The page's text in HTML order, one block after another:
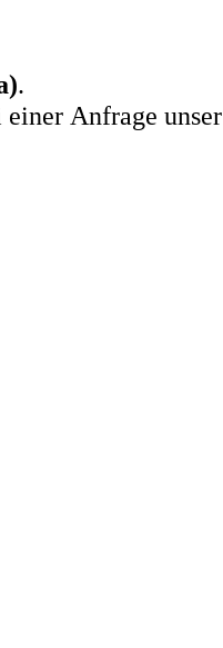
.
Anfrage unser